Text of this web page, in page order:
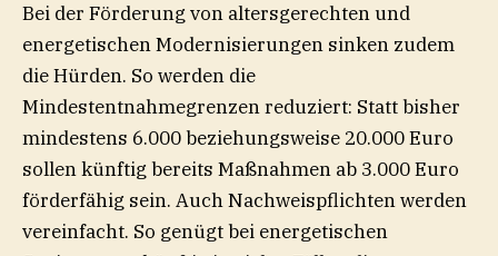
Bei der Förderung von altersgerechten und
energetischen Modernisierungen sinken zudem
die Hürden. So werden die
Mindestentnahmegrenzen reduziert: Statt bisher
mindestens 6.000 beziehungsweise 20.000 Euro
sollen künftig bereits Maßnahmen ab 3.000 Euro
förderfähig sein. Auch Nachweispflichten werden
vereinfacht. So genügt bei energetischen